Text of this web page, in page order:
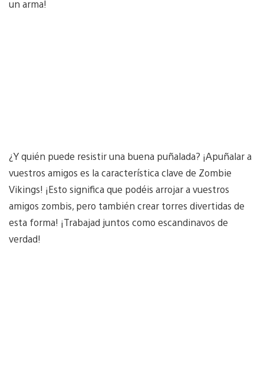
un arma!
¿Y quién puede resistir una buena puñalada? ¡Apuñalar a
vuestros amigos es la característica clave de Zombie
Vikings! ¡Esto significa que podéis arrojar a vuestros
amigos zombis, pero también crear torres divertidas de
esta forma! ¡Trabajad juntos como escandinavos de
verdad!